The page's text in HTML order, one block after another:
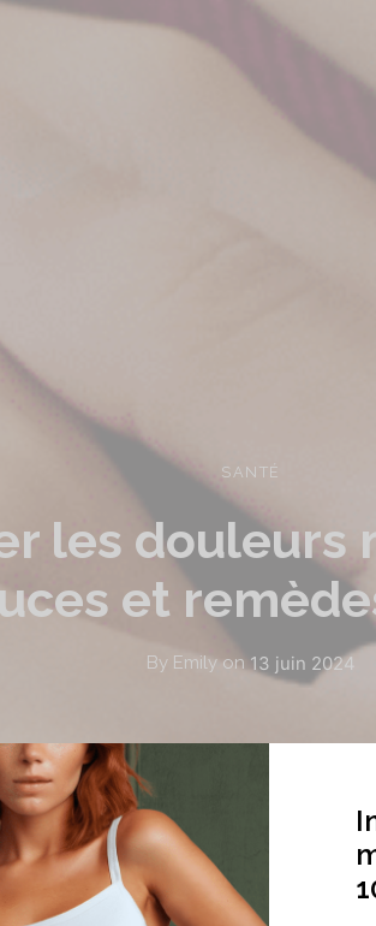
SANTÉ
les douleurs
et
By Emily on 13 juin 2024